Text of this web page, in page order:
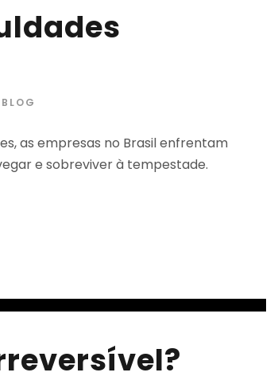
BLOG
as empresas no Brasil enfrentam
e sobreviver à tempestade.